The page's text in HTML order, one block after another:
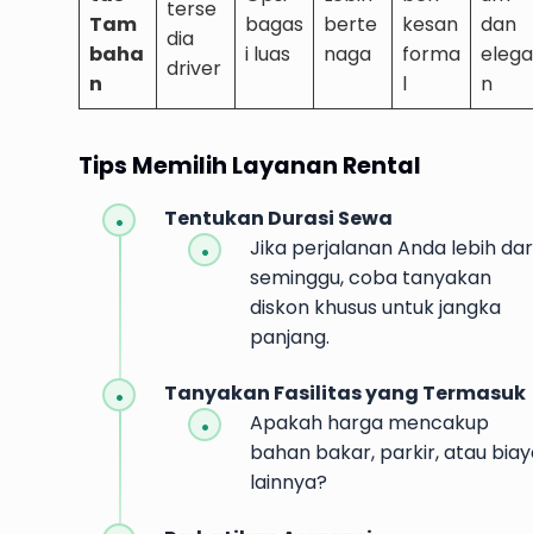
Tam
baha
n
terse
dia
driver
bagas
i luas
berte
naga
kesan
forma
l
dan
elega
n
Tips Memilih Layanan Rental
Tentukan Durasi Sewa
Jika perjalanan Anda lebih
seminggu, coba tanyakan
diskon khusus untuk jangka
panjang.
Tanyakan Fasilitas yang Termasuk
Apakah harga mencakup
bahan bakar, parkir, atau
lainnya?